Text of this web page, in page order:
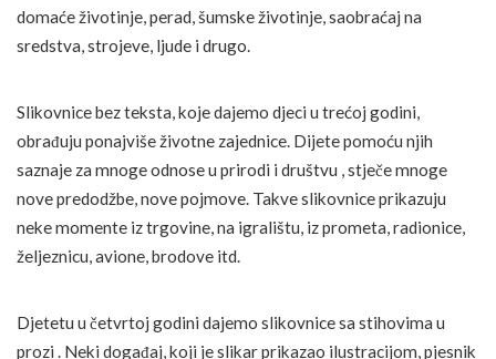
domaće životinje, perad, šumske životinje, saobraćaj na
sredstva, strojeve, ljude i drugo.
Slikovnice bez teksta, koje dajemo djeci u trećoj godini,
obrađuju ponajviše životne zajednice. Dijete pomoću njih
saznaje za mnoge odnose u prirodi i društvu , stječe mnoge
nove predodžbe, nove pojmove. Takve slikovnice prikazuju
neke momente iz trgovine, na igralištu, iz prometa, radionice,
željeznicu, avione, brodove itd.
Djetetu u četvrtoj godini dajemo slikovnice sa stihovima u
prozi . Neki događaj, koji je slikar prikazao ilustracijom, pjesnik